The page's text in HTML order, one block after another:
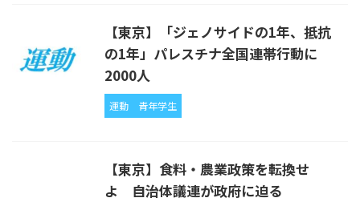
【東京】「ジェノサイドの1年、抵抗
の1年」パレスチナ全国連帯行動に
2000人
運動 青年学生
【東京】食料・農業政策を転換せ
よ 自治体議連が政府に迫る